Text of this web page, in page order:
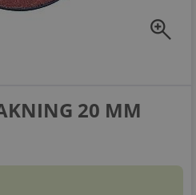
zoom_in
20 MM